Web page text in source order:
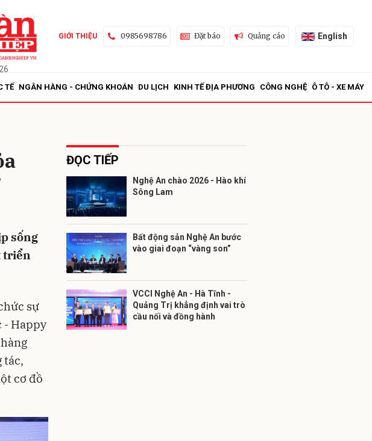
GIỚI THIỆU 0985698786 Đặt báo Quảng cáo English
TẾ NGÂN HÀNG - CHỨNG KHOÁN DU LỊCH KINH TẾ ĐỊA PHƯƠNG CÔNG NGHỆ Ô TÔ - XE MÁY
sống
triển
sự
- Happy
tác,
cơ đồ
ĐỌC TIẾP
Nghệ An chào 2026 - Hào khí
Sông Lam
Bất động sản Nghệ An bước
vào giai đoạn “vàng son”
VCCI Nghệ An - Hà Tĩnh -
Quảng Trị khẳng định vai trò
cầu nối và đồng hành
Gửi